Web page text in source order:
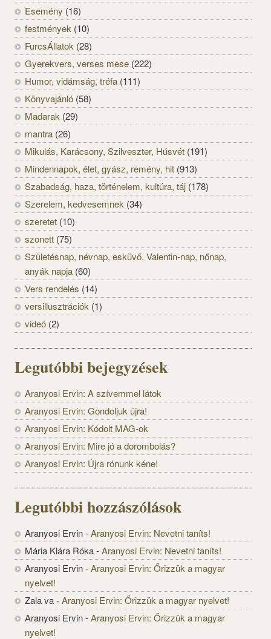
Esemény (16)
festmények (10)
FurcsÁllatok (28)
Gyerekvers, verses mese (222)
Humor, vidámság, tréfa (111)
Könyvajánló (58)
Madarak (29)
mantra (26)
Mikulás, Karácsony, Szilveszter, Húsvét (191)
Mindennapok, élet, gyász, remény, hit (913)
Szabadság, haza, történelem, kultúra, táj (178)
Szerelem, kedvesemnek (34)
szeretet (10)
szonett (75)
Születésnap, névnap, esküvő, Valentin-nap, nőnap,
anyák napja (60)
Vers rendelés (14)
versillusztrációk (1)
videó (2)
Legutóbbi bejegyzések
Aranyosi Ervin: A szívemmel látok
Aranyosi Ervin: Gondoljuk újra!
Aranyosi Ervin: Kódolt MAG-ok
Aranyosi Ervin: Mire jó a dorombolás?
Aranyosi Ervin: Újra rónunk kéne!
Legutóbbi hozzászólások
Aranyosi Ervin-Aranyosi Ervin: Nevetni taníts!
Mária Klára Róka-Aranyosi Ervin: Nevetni taníts!
Aranyosi Ervin-Aranyosi Ervin: Őrizzük a magyar
nyelvet!
Zala va-Aranyosi Ervin: Őrizzük a magyar nyelvet!
Aranyosi Ervin-Aranyosi Ervin: Őrizzük a magyar
nyelvet!